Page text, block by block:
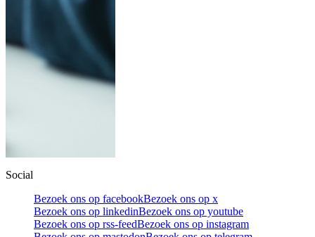
Social
Bezoek ons op facebookBezoek ons op x
Bezoek ons op linkedinBezoek ons op youtube
Bezoek ons op rss-feedBezoek ons op instagram